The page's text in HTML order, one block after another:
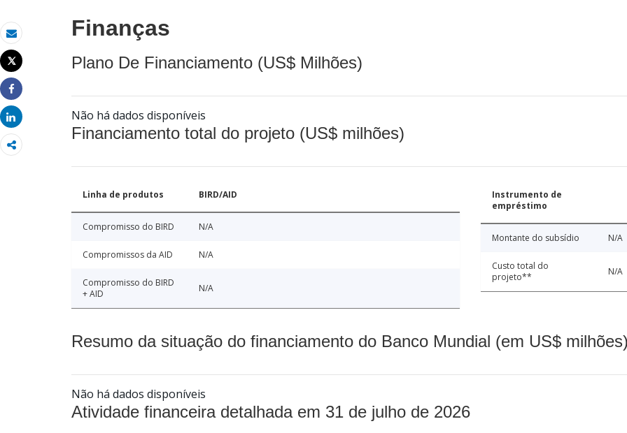
Email
Imprimir
Tweet
Share
Share
Finanças
Plano De Financiamento (US$ Milhões)
Não há dados disponíveis
Financiamento total do projeto (US$ milhões)
Linha de produtos BIRD/AID
Compromisso do BIRD N/A
Compromissos da AID N/A
Compromisso do BIRD
+ AID
N/A
Instrumento de
empréstimo
Montante do subsídio N/A
Custo total do
projeto**
N/A
Resumo da situação do financiamento do Banco Mundial (em US$
Não há dados disponíveis
Atividade financeira detalhada em 31 de julho de 2026